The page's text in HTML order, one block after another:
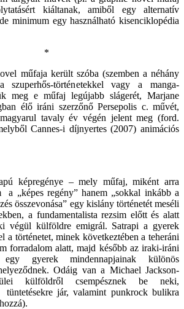
kiáltanak, amiből egy alternatív
minimum egy használható kisenciklopédia
*
műfaja került szóba (szemben a néhány
szuperhős-történetekkel vagy a manga-
meg e műfaj legújabb slágerét, Marjane
élő iráni szerzőnő Persepolis c. művét,
tavaly év végén jelent meg (ford.
Cannes-i díjnyertes (2007) animációs
képregénye – mely műfaj, miként arra
a „képes regény” hanem „sokkal inkább a
összevonása” egy kislány történetét meséli
a fundamentalista rezsim előtt és alatt
végül külföldre emigrál. Satrapi a gyerek
a történetet, minek következtében a teheráni
forradalom alatt, majd később az iraki-iráni
egy gyerek mindennapjainak különös
Odáig van a Michael Jackson-
külföldről csempésznek be neki,
tüntetésekre jár, valamint punkrock bulikra